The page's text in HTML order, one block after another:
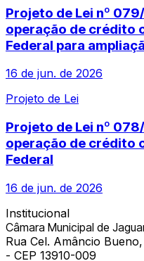
Projeto de Lei nº
operação de crédito
Federal para
16 de jun. de 2026
Projeto de Lei
Projeto de Lei nº
operação de crédito
Federal
16 de jun. de 2026
Institucional
Câmara Municipal de
Rua Cel. Amâncio
- CEP 13910-009